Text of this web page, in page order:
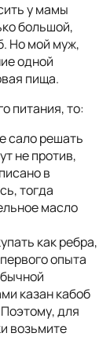
у мамы
большой,
Но мой муж,
одной
пища.
питания, то:
сало решать
не против,
в
тогда
масло
как ребра,
опыта
казан кабоб
для
возьмите